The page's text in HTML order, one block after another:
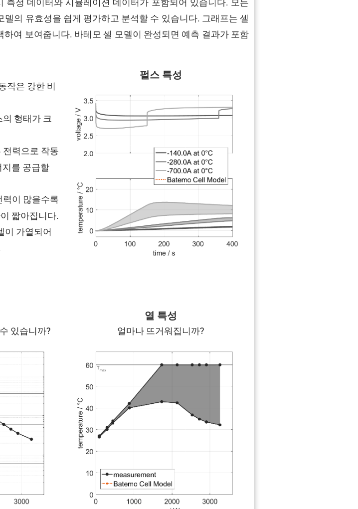
의 유효성을 쉽게 평가하고 분석할 수 있습니다. 그래프는 셀
여 보여줍니다. 바테모 셀 모델이 완성되면 예측 결과가 포함
작은 강한 비
형태가 크
전력으로 작동
를 공급할
력이 많을수록
짧아집니다.
이 가열되어
펄스 특성
있습니까?
열 특성
얼마나 뜨거워집니까?